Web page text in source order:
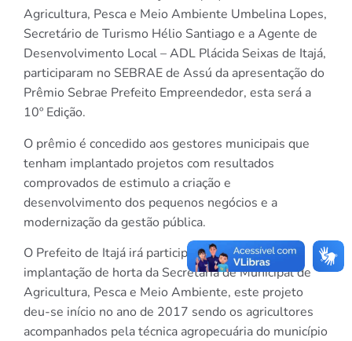
Agricultura, Pesca e Meio Ambiente Umbelina Lopes,
Secretário de Turismo Hélio Santiago e a Agente de
Desenvolvimento Local – ADL Plácida Seixas de Itajá,
participaram no SEBRAE de Assú da apresentação do
Prêmio Sebrae Prefeito Empreendedor, esta será a
10º Edição.
O prêmio é concedido aos gestores municipais que
tenham implantado projetos com resultados
comprovados de estimulo a criação e
desenvolvimento dos pequenos negócios e a
modernização da gestão pública.
O Prefeito de Itajá irá participar com o projeto
implantação de horta da Secretaria de Municipal de
Agricultura, Pesca e Meio Ambiente, este projeto
deu-se início no ano de 2017 sendo os agricultores
acompanhados pela técnica agropecuária do município